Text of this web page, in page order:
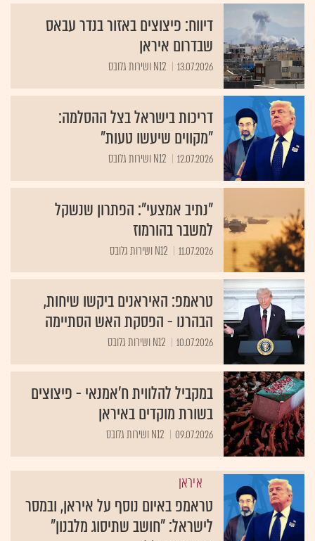
שבדרום איראן
13.07.2026 N12 ושירות גלובס
"מקווים שיעשו טעות"
12.07.2026 N12 ושירות גלובס
למשבר בהורמוז
11.07.2026 N12 ושירות גלובס
הבהרנו - הפסקת האש הסתיימה
10.07.2026 N12 ושירות גלובס
בשורת מוקדים באיראן
09.07.2026 N12 ושירות גלובס
טראמפ באיום נוסף על איראן, ובמסר
לישראל: "חושב שתיסוג מלבנון"
{19} N12 ושירות גלובס